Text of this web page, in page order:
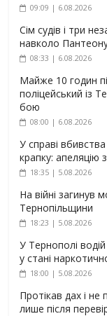
09:09 | 6.08.2026
Сім судів і три
навколо
08:33 | 6.08.2026
Майже 10 годин
поліцейський із
бою
08:00 | 6.08.2026
У справі
крапку: апеляцію
18:35 | 5.08.2026
На війні загинув
Тернопільщини
18:23 | 5.08.2026
У Тернополі
у стані
18:00 | 5.08.2026
Протікав дах і
лише після